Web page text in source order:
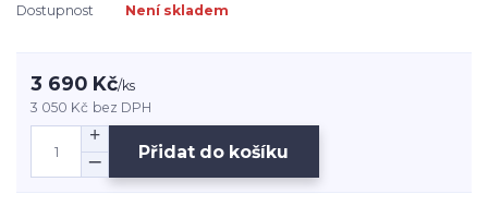
Dostupnost Není skladem
3 690 Kč/ks
3 050 Kč bez DPH
Přidat do košíku